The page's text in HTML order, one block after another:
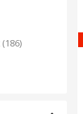
(186)